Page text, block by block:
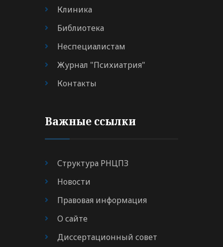
Клиника
Библиотека
Неспециалистам
Журнал "Психиатрия"
Контакты
Важные ссылки
Структура РНЦПЗ
Новости
Правовая информация
О сайте
Диссертационный совет